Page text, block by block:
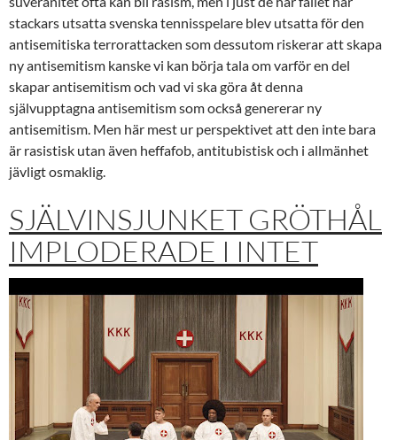
stackars utsatta svenska tennisspelare blev utsatta för den
antisemitiska terrorattacken som dessutom riskerar att skapa
ny antisemitism kanske vi kan börja tala om varför en del
skapar antisemitism och vad vi ska göra åt denna
självupptagna antisemitism som också genererar ny
antisemitism. Men här mest ur perspektivet att den inte bara
är rasistisk utan även heffafob, antitubistisk och i allmänhet
jävligt osmaklig.
SJÄLVINSJUNKET GRÖTHÅL
IMPLODERADE I INTET